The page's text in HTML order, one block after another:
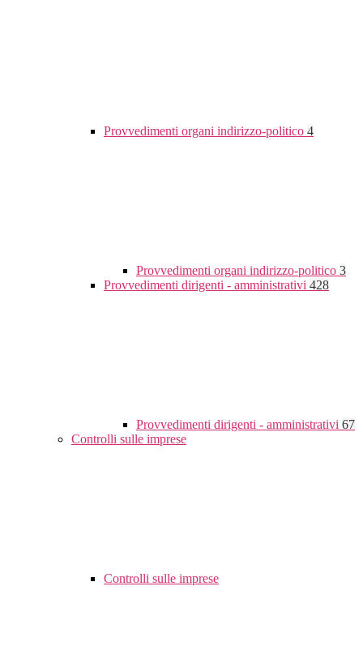
Provvedimenti organi indirizzo-politico 4
Provvedimenti organi indirizzo-politico 3
Provvedimenti dirigenti - amministrativi 428
Provvedimenti dirigenti - amministrativi 67
Controlli sulle imprese
Controlli sulle imprese